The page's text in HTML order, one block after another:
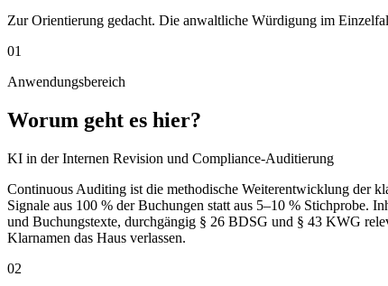
Zur Orientierung gedacht. Die anwaltliche Würdigung im
01
Anwendungsbereich
Worum geht es hier?
KI in der Internen Revision und Compliance-Auditierung
Continuous Auditing ist die methodische Weiterentwicklung der
Signale aus 100 % der Buchungen statt aus 5–10 % Stichprobe.
und Buchungstexte, durchgängig § 26 BDSG und § 43 KWG
Klarnamen das Haus verlassen.
02